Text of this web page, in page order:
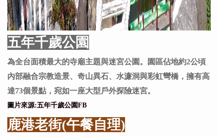
五年千歲公園
為全台面積最大的寺廟主題與迷宮公園。園區佔地約2公頃
內部融合宗教造景、奇山異石、水濂洞與彩虹彎橋，擁有高
達73個景點，宛如一座大型戶外探險迷宮。
圖片來源:五年千歲公園FB
鹿港老街(午餐自理)